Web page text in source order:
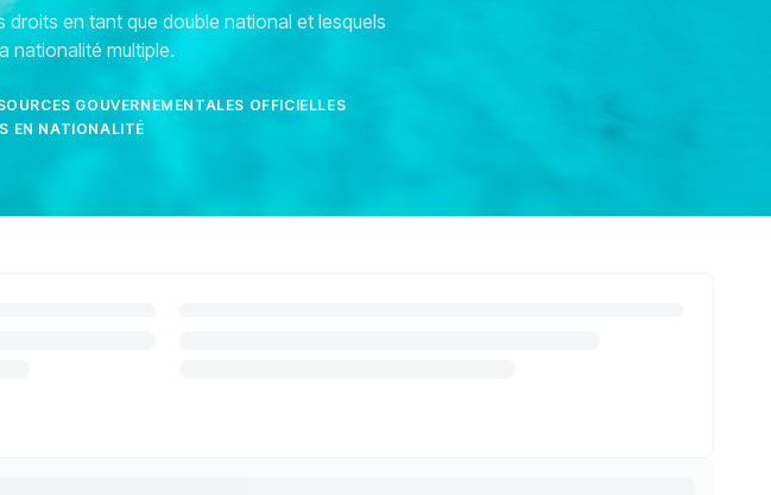
en tant que double national et lesquels
nationalité multiple.
GOUVERNEMENTALES OFFICIELLES
EN NATIONALITÉ